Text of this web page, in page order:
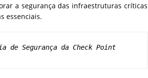
a segurança das infraestruturas críticas
essenciais.
de Segurança da Check Point